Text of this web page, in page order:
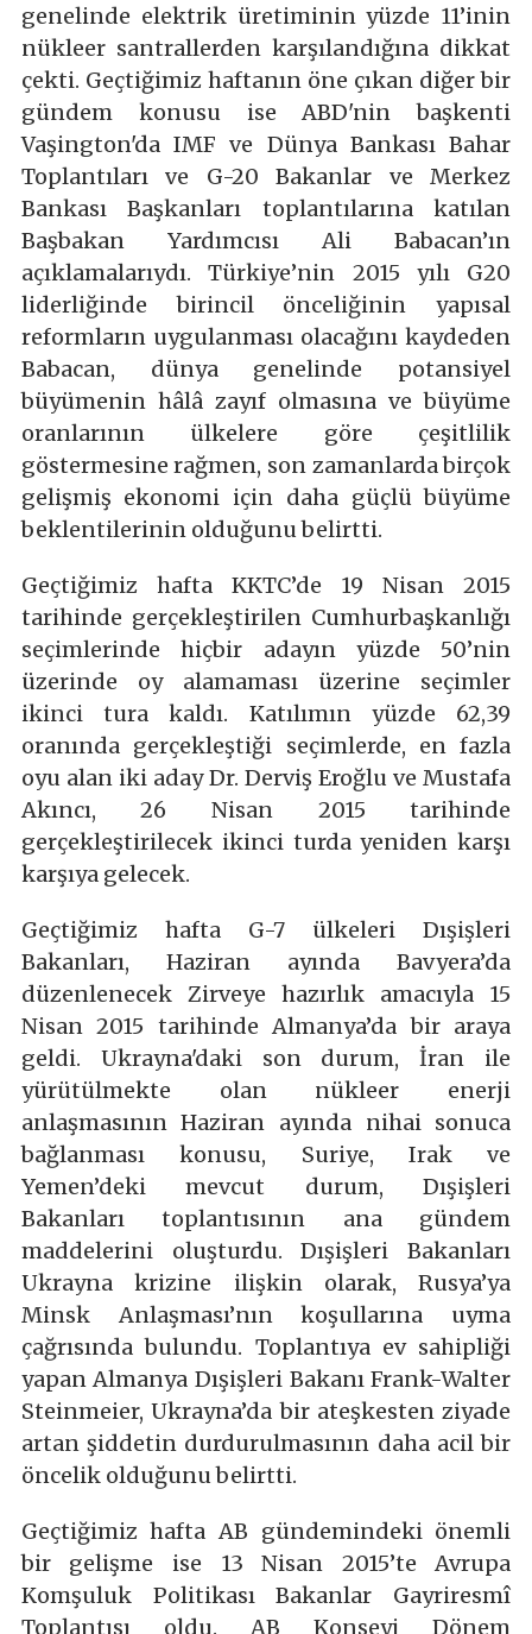
genelinde elektrik üretiminin yüzde 11’inin
nükleer santrallerden karşılandığına dikkat
çekti. Geçtiğimiz haftanın öne çıkan diğer bir
gündem konusu ise ABD'nin başkenti
Vaşington'da IMF ve Dünya Bankası Bahar
Toplantıları ve G-20 Bakanlar ve Merkez
Bankası Başkanları toplantılarına katılan
Başbakan Yardımcısı Ali Babacan’ın
açıklamalarıydı. Türkiye’nin 2015 yılı G20
liderliğinde birincil önceliğinin yapısal
reformların uygulanması olacağını kaydeden
Babacan, dünya genelinde potansiyel
büyümenin hâlâ zayıf olmasına ve büyüme
oranlarının ülkelere göre çeşitlilik
göstermesine rağmen, son zamanlarda birçok
gelişmiş ekonomi için daha güçlü büyüme
beklentilerinin olduğunu belirtti.
Geçtiğimiz hafta KKTC’de 19 Nisan 2015
tarihinde gerçekleştirilen Cumhurbaşkanlığı
seçimlerinde hiçbir adayın yüzde 50’nin
üzerinde oy alamaması üzerine seçimler
ikinci tura kaldı. Katılımın yüzde 62,39
oranında gerçekleştiği seçimlerde, en fazla
oyu alan iki aday Dr. Derviş Eroğlu ve Mustafa
Akıncı, 26 Nisan 2015 tarihinde
gerçekleştirilecek ikinci turda yeniden karşı
karşıya gelecek.
Geçtiğimiz hafta G-7 ülkeleri Dışişleri
Bakanları, Haziran ayında Bavyera’da
düzenlenecek Zirveye hazırlık amacıyla 15
Nisan 2015 tarihinde Almanya’da bir araya
geldi. Ukrayna'daki son durum, İran ile
yürütülmekte olan nükleer enerji
anlaşmasının Haziran ayında nihai sonuca
bağlanması konusu, Suriye, Irak ve
Yemen’deki mevcut durum, Dışişleri
Bakanları toplantısının ana gündem
maddelerini oluşturdu. Dışişleri Bakanları
Ukrayna krizine ilişkin olarak, Rusya’ya
Minsk Anlaşması’nın koşullarına uyma
çağrısında bulundu. Toplantıya ev sahipliği
yapan Almanya Dışişleri Bakanı Frank-Walter
Steinmeier, Ukrayna’da bir ateşkesten ziyade
artan şiddetin durdurulmasının daha acil bir
öncelik olduğunu belirtti.
Geçtiğimiz hafta AB gündemindeki önemli
bir gelişme ise 13 Nisan 2015’te Avrupa
Komşuluk Politikası Bakanlar Gayriresmî
Toplantısı oldu. AB Konseyi Dönem